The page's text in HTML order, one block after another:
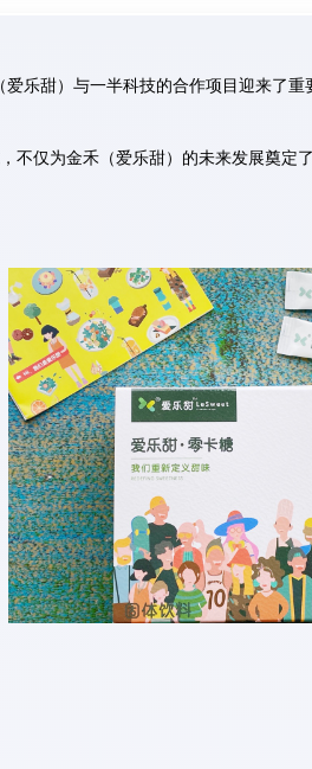
爱乐甜）与一半科技的合作项目迎来了
不仅为金禾 （爱乐甜） 的未来发展奠定